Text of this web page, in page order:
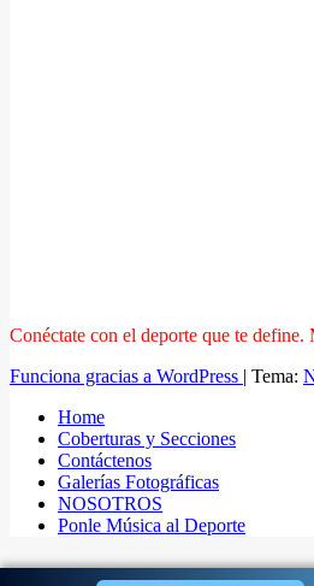
Conéctate con el deporte que te define.
Funciona gracias a WordPress | Tema:
Home
Coberturas y Secciones
Contáctenos
Galerías Fotográficas
NOSOTROS
Ponle Música al Deporte